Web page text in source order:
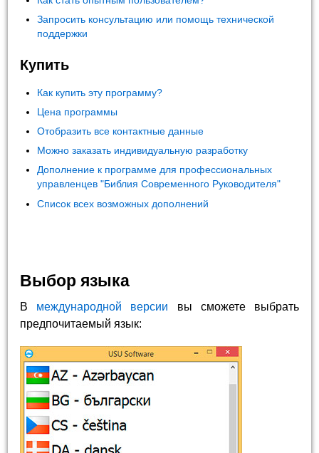
Запросить консультацию или помощь технической
поддержки
Купить
Как купить эту программу?
Цена программы
Отобразить все контактные данные
Можно заказать индивидуальную разработку
Дополнение к программе для профессиональных
управленцев "Библия Современного Руководителя"
Список всех возможных дополнений
Выбор языка
В международной версии вы сможете выбрать
предпочитаемый язык: